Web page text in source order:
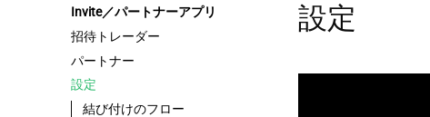
Invite／パートナーアプリ
招待トレーダー
パートナー
設定
結び付けのフロー
設定